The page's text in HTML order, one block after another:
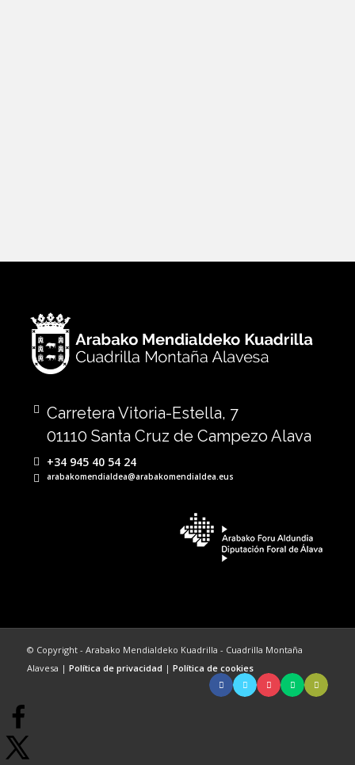
Carretera Vitoria-Estella, 7
01110 Santa Cruz de Campezo Alava
+34 945 40 54 24
arabakomendialdea@arabakomendialdea.eus
© Copyright - Arabako Mendialdeko Kuadrilla - Cuadrilla Montaña
Alavesa | Política de privacidad | Política de cookies